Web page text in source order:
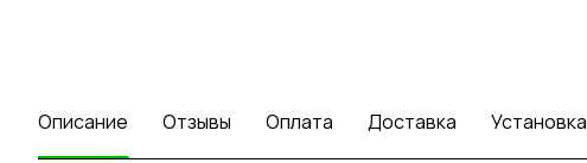
Описание Отзывы Оплата Доставка Установка